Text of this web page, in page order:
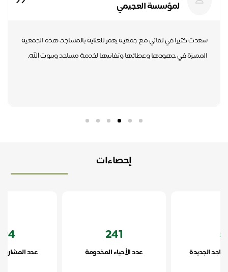
لمؤسسة العجيمي
سعدت كثيرا في لقائي مع جمعية يعمر للعناية بالمساجد، هذه الجمعية
المميزة في جهودها وعطائها وتفانيها لخدمة مساجد وبيوت الله.
إحصاءات
الجديدة
241
عدد الأحياء المخدومة
294
عدد المشاريع